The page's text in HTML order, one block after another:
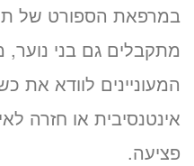
במרפאת הספורט של
מתקבלים גם בני נוער,
המעוניינים לוודא את
אינטנסיבית או חזרה
פציעה.